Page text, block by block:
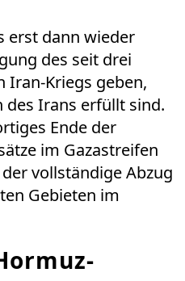
erst dann wieder
des seit drei
Iran-Kriegs geben,
des Irans erfüllt sind.
Ende der
im Gazastreifen
vollständige Abzug
Gebieten im